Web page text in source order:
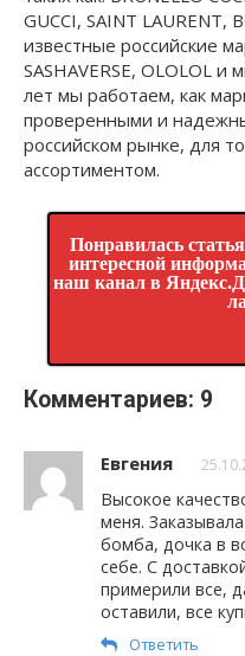
GUCCI, SAINT LAURENT,
известные российские
SASHAVERSE, OLOLOL
лет мы работаем, как
проверенными и
российском рынке, для
ассортиментом.
Понравилась
интересной
наш канал в
Комментариев: 9
Евгения
Высокое
меня.
бомба, дочка в
себе. С
примерили все,
оставили, все
Ответить